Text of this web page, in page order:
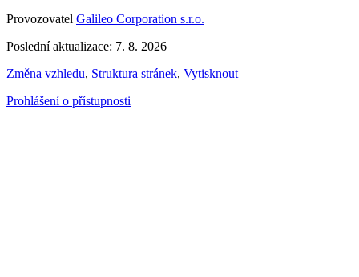
Provozovatel Galileo Corporation s.r.o.
Poslední aktualizace: 7. 8. 2026
Změna vzhledu, Struktura stránek, Vytisknout
Prohlášení o přístupnosti